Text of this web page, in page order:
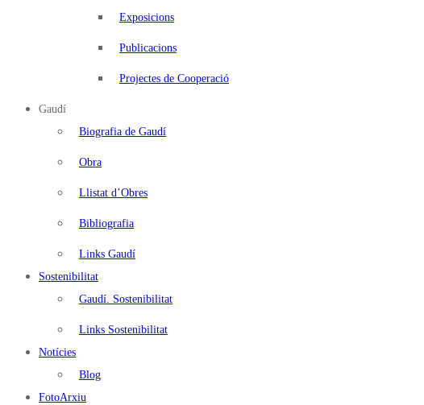
Exposicions
Publicacions
Projectes de Cooperació
Gaudí
Biografia de Gaudí
Obra
Llistat d’Obres
Bibliografia
Links Gaudí
Sostenibilitat
Gaudí. Sostenibilitat
Links Sostenibilitat
Notícies
Blog
FotoArxiu